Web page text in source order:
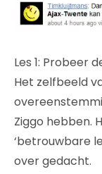
Les 1: Probeer
Het zelfbeeld
Ziggo hebben.
‘betrouwbare
over gedacht.